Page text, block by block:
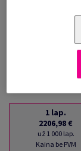
1 lap.
2206,98 €
už 1 000 lap.
Kaina be PVM